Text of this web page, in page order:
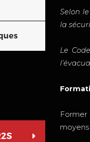
Selon
la
Le
Former